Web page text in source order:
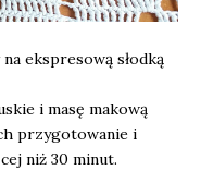
ekspresową słodką
i masę makową
przygotowanie i
niż 30 minut.